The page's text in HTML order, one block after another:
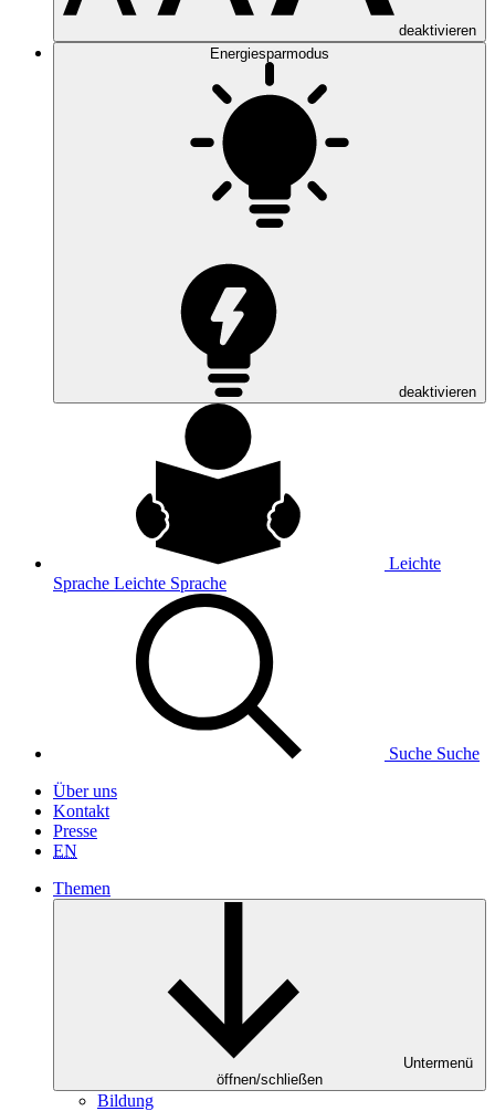
deaktivieren
Energiesparmodus
deaktivieren
Leichte
Sprache Leichte Sprache
Suche Suche
Über uns
Kontakt
Presse
EN
Themen
Untermenü
öffnen/schließen
Bildung